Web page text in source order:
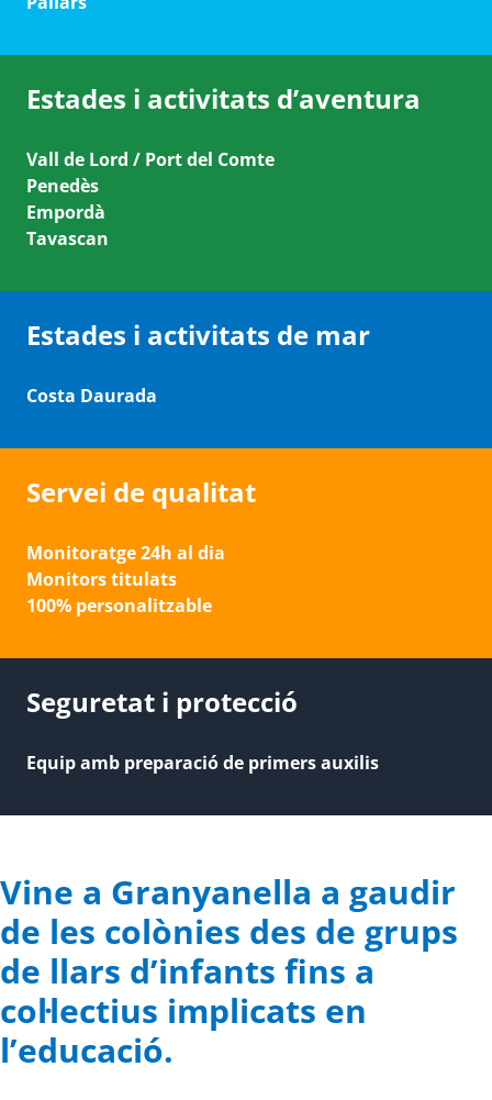
Estades i activitats d’aventura
Vall de Lord / Port del Comte
Penedès
Empordà
Tavascan
Estades i activitats de mar
Costa Daurada
Servei de qualitat
Monitoratge 24h al dia
Monitors titulats
100% personalitzable
Seguretat i protecció
Equip amb preparació de primers auxilis
Vine a Granyanella a gaudir
de les colònies des de grups
de llars d’infants fins a
col·lectius implicats en
l’educació.